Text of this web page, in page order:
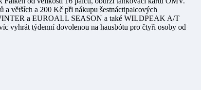
větších a 200 Kč při nákupu šestnáctipalcových
a EUROALL SEASON a také WILDPEAK A/T
vyhrát týdenní dovolenou na hausbótu pro čtyři osoby od